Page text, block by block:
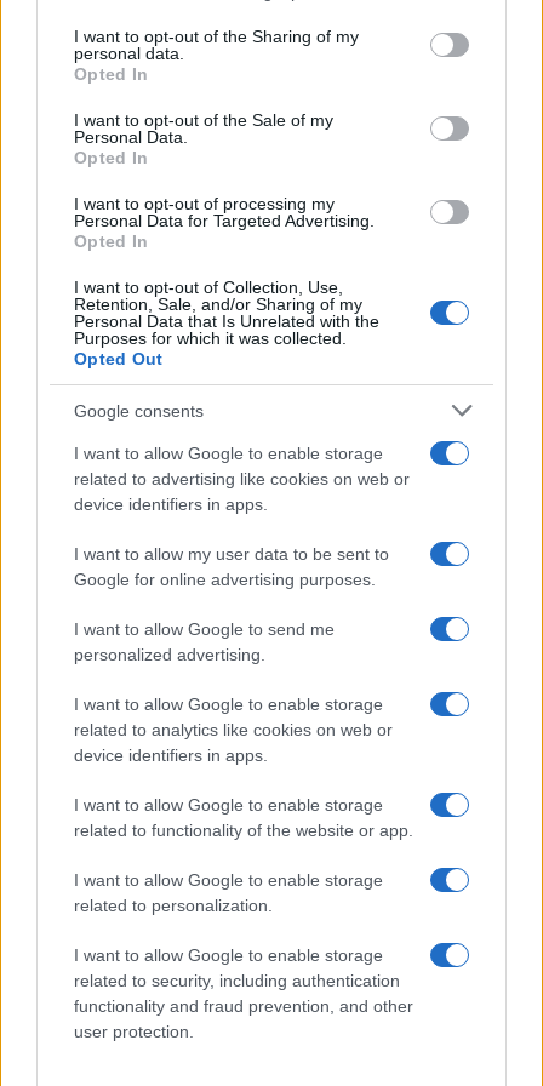
not limited to your visit or usage behaviour. You may click to
grant or deny consent to Google and its third-party tags to
use your data for below specified purposes in below Google
consent section.
I want to opt-out of the Sharing of my
personal data.
Opted In
I want to opt-out of the Sale of my
Personal Data.
Opted In
I want to opt-out of processing my
Personal Data for Targeted Advertising.
Opted In
I want to opt-out of Collection, Use,
Retention, Sale, and/or Sharing of my
Personal Data that Is Unrelated with the
Purposes for which it was collected.
Opted Out
Google consents
I want to allow Google to enable storage
related to advertising like cookies on web or
device identifiers in apps.
I want to allow my user data to be sent to
Google for online advertising purposes.
I want to allow Google to send me
personalized advertising.
I want to allow Google to enable storage
related to analytics like cookies on web or
device identifiers in apps.
I want to allow Google to enable storage
related to functionality of the website or app.
I want to allow Google to enable storage
related to personalization.
I want to allow Google to enable storage
related to security, including authentication
functionality and fraud prevention, and other
user protection.
ξεκίνησε το πρόγραμμα στήριξης- Κάλυψη εισφορών
ΕΔΟΕΑΠ
Η Toyota φέρνει νέα γενιά
Σε κινεζική… πολιορκία η
αυτοκινητοβιομηχανία
αποδοτικότητας
Άρης: Το πρόγραμμα
προετοιμασίας και τα
ΠΑΟΚ: Έφτασε στη
Χρηματιστήριο Αθηνών: Εβδομαδιαία άνοδος 1,76%, κέρδη